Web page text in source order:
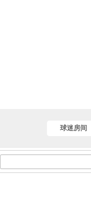
球迷房间